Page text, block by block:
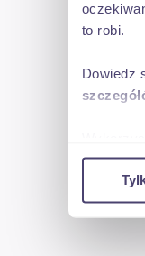
to robi.
Dowiedz
w naszej